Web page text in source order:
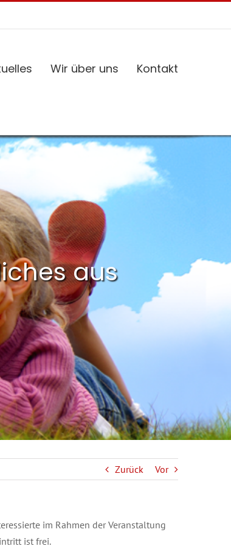
Wir über uns Kontakt
aus
Zurück Vor
im Rahmen der Veranstaltung
ist frei.